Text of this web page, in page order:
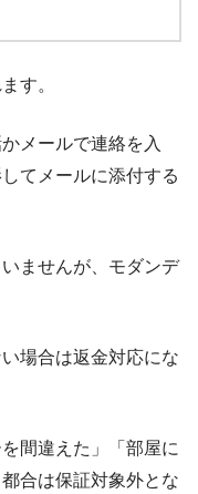
す。
メールで連絡を入
てメールに添付する
ませんが、モダンデ
場合は返金対応にな
間違えた」「部屋に
合は保証対象外とな